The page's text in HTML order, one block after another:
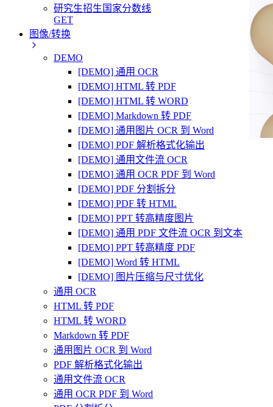
研究生招生国家分数线
GET
图像/转换
DEMO
[DEMO] 通用 OCR
[DEMO] HTML 转 PDF
[DEMO] HTML 转 WORD
[DEMO] Markdown 转 PDF
[DEMO] 通用图片 OCR 到 Word
[DEMO] PDF 解析格式化输出
[DEMO] 通用文件流 OCR
[DEMO] 通用 OCR PDF 到 Word
[DEMO] PDF 分割拆分
[DEMO] PDF 转 HTML
[DEMO] PPT 转高精度图片
[DEMO] 通用 PDF 文件流 OCR 到文本
[DEMO] PPT 转高精度 PDF
[DEMO] Word 转 HTML
[DEMO] 图片压缩与尺寸优化
通用 OCR
HTML 转 PDF
HTML 转 WORD
Markdown 转 PDF
通用图片 OCR 到 Word
PDF 解析格式化输出
通用文件流 OCR
通用 OCR PDF 到 Word